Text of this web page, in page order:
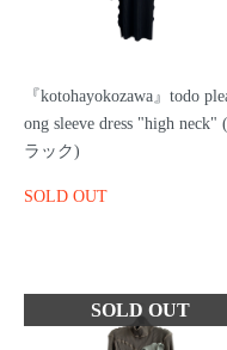
『kotohayokozawa』todo
ong sleeve dress "high neck"
ラック)
SOLD OUT